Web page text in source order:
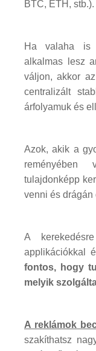
BTC, ETH, stb.).
Ha valaha is
alkalmas lesz
váljon, akkor
centralizált
árfolyamuk és
Azok, akik a
reményében
tulajdonképp
venni és
A
applikációkkal
fontos, hogy
melyik
A reklámok
szakíthatsz